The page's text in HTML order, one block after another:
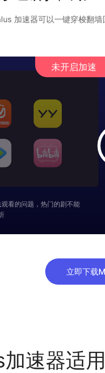
加速器可以一键穿梭翻
未开启加速
看的问题，热门的剧不能
立即下载
速器适